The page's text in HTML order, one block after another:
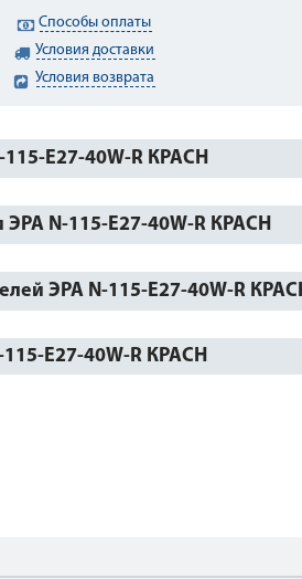
Способы оплаты
Условия доставки
Условия возврата
Е27-40W-R КРАСН
ЭРА N-115-Е27-40W-R КРАСН
ЭРА N-115-Е27-40W-R
Е27-40W-R КРАСН